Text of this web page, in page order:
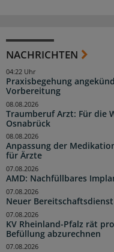
NACHRICHTEN
Praxisbegehung
Vorbereitung
04:22 Uhr
Traumberuf Arzt: Für die
Osnabrück
08.08.2026
Anpassung der
für Ärzte
08.08.2026
AMD: Nachfüllbares
07.08.2026
Neuer
07.08.2026
KV Rheinland-Pfalz rät
Befüllung abzurechnen
07.08.2026
07.08.2026